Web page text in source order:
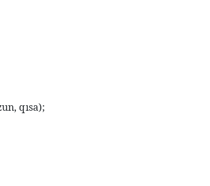
qısa);